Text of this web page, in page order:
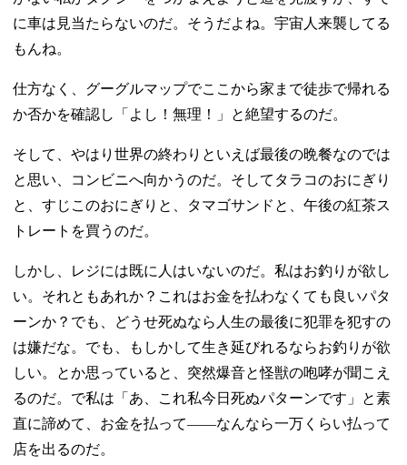
に車は見当たらないのだ。そうだよね。宇宙人来襲してる
もんね。
仕方なく、グーグルマップでここから家まで徒歩で帰れる
か否かを確認し「よし！無理！」と絶望するのだ。
そして、やはり世界の終わりといえば最後の晩餐なのでは
と思い、コンビニへ向かうのだ。そしてタラコのおにぎり
と、すじこのおにぎりと、タマゴサンドと、午後の紅茶ス
トレートを買うのだ。
しかし、レジには既に人はいないのだ。私はお釣りが欲し
い。それともあれか？これはお金を払わなくても良いパタ
ーンか？でも、どうせ死ぬなら人生の最後に犯罪を犯すの
は嫌だな。でも、もしかして生き延びれるならお釣りが欲
しい。とか思っていると、突然爆音と怪獣の咆哮が聞こえ
るのだ。で私は「あ、これ私今日死ぬパターンです」と素
直に諦めて、お金を払って――なんなら一万くらい払って
店を出るのだ。